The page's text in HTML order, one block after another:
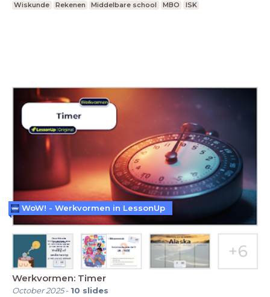
Wiskunde Rekenen Middelbare school MBO ISK
Werkvormen: Timer
October 2025- 10 slides
WoW! - Werkvormen in LessonUp